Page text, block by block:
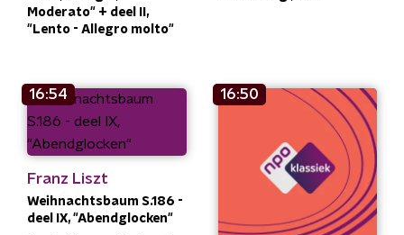
Moderato" + deel II,
"Lento - Allegro molto"
16:54
Franz Liszt
Weihnachtsbaum S.186 -
deel IX, "Abendglocken"
16:50